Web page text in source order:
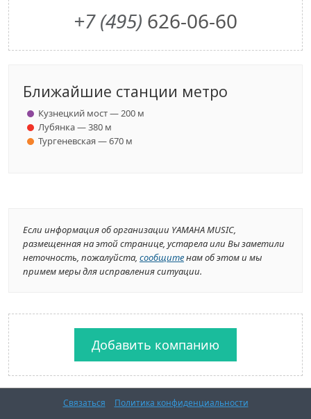
+7 (495) 626-06-60
Ближайшие станции метро
Кузнецкий мост — 200 м
Лубянка — 380 м
Тургеневская — 670 м
Если информация об организации YAMAHA MUSIC,
размещенная на этой странице, устарела или Вы заметили
неточность, пожалуйста, сообщитенам об этом и мы
примем меры для исправления ситуации.
Добавить компанию
Связаться
Политика конфиденциальности